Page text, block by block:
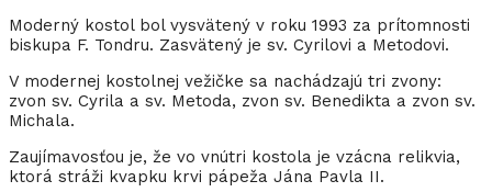
Moderný kostol bol vysvätený v roku 1993 za prítomnosti
biskupa F. Tondru. Zasvätený je sv. Cyrilovi a Metodovi.
V modernej kostolnej vežičke sa nachádzajú tri zvony:
zvon sv. Cyrila a sv. Metoda, zvon sv. Benedikta a zvon sv.
Michala.
Zaujímavosťou je, že vo vnútri kostola je vzácna relikvia,
ktorá stráži kvapku krvi pápeža Jána Pavla II.